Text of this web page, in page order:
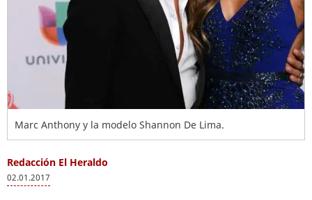
Marc Anthony y la modelo Shannon De Lima.
Redacción El Heraldo
02.01.2017